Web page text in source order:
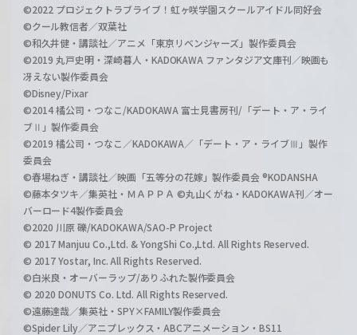
©2022 プロジェクトラブライブ！虹ヶ咲学園スクールアイドル同好会
©クール教信者／双葉社
©和久井健・講談社／アニメ「東京リベンジャーズ」製作委員会
©2019 丸戸史明・深崎暮人・KADOKAWA ファンタジア文庫刊／映画も
冴えない製作委員会
©Disney/Pixar
©2014 橘公司・つなこ/KADOKAWA 富士見書房刊/「デート・ア・ライ
ブⅡ」製作委員会
©2019 橘公司・つなこ／KADOKAWA／「デート・ア・ライブⅢ」製作
委員会
©春場ねぎ・講談社／映画「五等分の花嫁」製作委員会 ®KODANSHA
©藤本タツキ／集英社・ＭＡＰＰＡ ©丸山くがね・KADOKAWA刊／オー
バーロード4製作委員会
©2020 川原 礫/KADOKAWA/SAO-P Project
© 2017 Manjuu Co.,Ltd. & YongShi Co.,Ltd. All Rights Reserved.
© 2017 Yostar, Inc. All Rights Reserved.
©白米良・オーバーラップ/ありふれた製作委員会
© 2020 DONUTS Co. Ltd. All Rights Reserved.
©遠藤達哉／集英社・SPY×FAMILY製作委員会
©Spider Lily／アニプレックス・ABCアニメーション・BS11